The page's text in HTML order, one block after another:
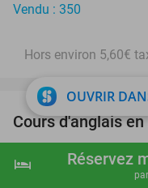
shopping_cart
hotel Réservez
Vendu : 350
Hors environ 5,60€
Cours d'anglais
Online
OUVRIR